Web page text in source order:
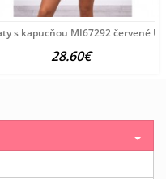
Okrová
s kapucňou MI67292 červené
28.60€